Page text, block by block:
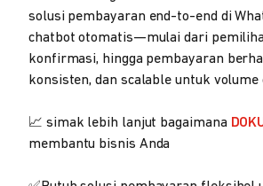
solusi pembayaran end-to-end di
chatbot otomatis—mulai dari
konfirmasi, hingga pembayaran
konsisten, dan scalable untuk volume
📈 simak lebih lanjut bagaimana
membantu bisnis Anda